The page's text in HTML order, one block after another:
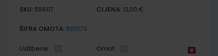
SKU: 556117 CIJENA: 13,00 €
ŠIFRA OMOTA: 500170
Udžbenik Omot